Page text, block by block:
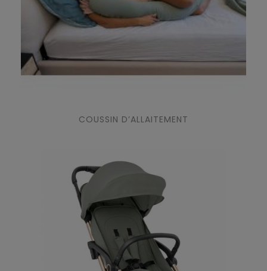
COUSSIN D’ALLAITEMENT